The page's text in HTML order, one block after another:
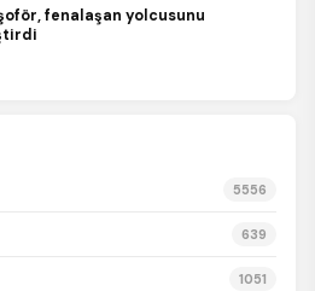
fenalaşan yolcusunu
5556
639
1051